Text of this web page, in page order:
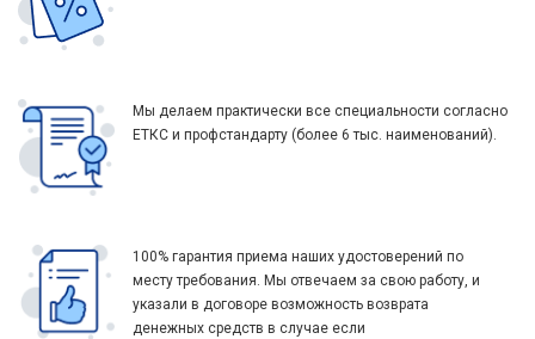
Мы делаем практически все специальности согласно
ЕТКС и профстандарту (более 6 тыс. наименований).
100% гарантия приема наших удостоверений по
месту требования. Мы отвечаем за свою работу, и
указали в договоре возможность возврата
денежных средств в случае если